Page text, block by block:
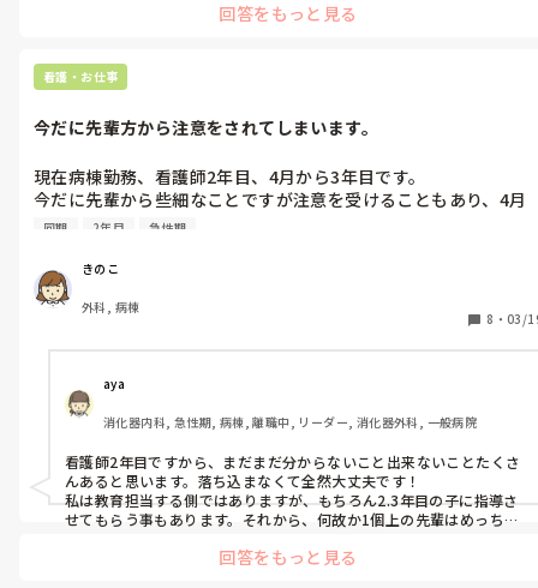
私は6年目のときに転職しました。
回答をもっと見る
看護・お仕事
今だに先輩方から注意をされてしまいます。
現在病棟勤務、看護師2年目、4月から3年目です。
今だに先輩から些細なことですが注意を受けることもあり、4月
から3年目としてやっていける自信がありません。同期もいない
かりません。去年の3年目の先輩方はもっとしっかりされていま
した…。皆さんは、2年目、3年目でも注意を受けたりすることは
ありますか？
同期 2年目 急性期
きのこ
外科, 病棟
8 ・ 03/
aya
消化器内科, 急性期, 病棟, 離職中, リーダー, 消化器外科, 一般病院
看護師2年目ですから、まだまだ分からないこと出来ないことたくさ
んあると思います。落ち込まなくて全然大丈夫です！
私は教育担当する側ではありますが、もちろん2.3年目の子に指導さ
せてもらう事もあります。それから、何故か1個上の先輩はめっちゃ
私も新人の頃はそう思っていましたが、教育する側になり毎年後輩
回答をもっと見る